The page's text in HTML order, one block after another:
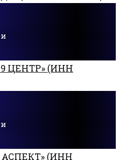
ЦЕНТР» (ИНН
АСПЕКТ» (ИНН